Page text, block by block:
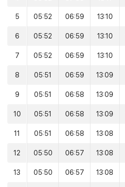
5 05:52 06:59 13:10
6 05:52 06:59 13:10
7 05:52 06:59 13:10
8 05:51 06:59 13:09
9 05:51 06:58 13:09
10 05:51 06:58 13:09
11 05:51 06:58 13:08
12 05:50 06:57 13:08
13 05:50 06:57 13:08